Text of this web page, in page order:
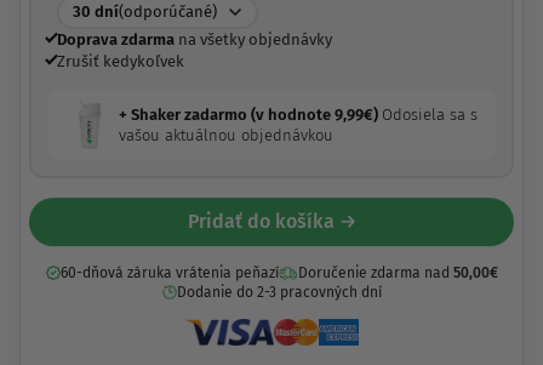
30 dní(odporúčané)
Doprava zdarmana všetky objednávky
Zrušiť kedykoľvek
+ Shaker zadarmo (v hodnote 9,99€) Odosiela sa s
vašou aktuálnou objednávkou
Pridať do košíka →
60-dňová záruka vrátenia peňazí Doručenie zdarma nad 50,00€
Dodanie do 2-3 pracovných dní